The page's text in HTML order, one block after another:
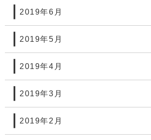
2019年6月
2019年5月
2019年4月
2019年3月
2019年2月